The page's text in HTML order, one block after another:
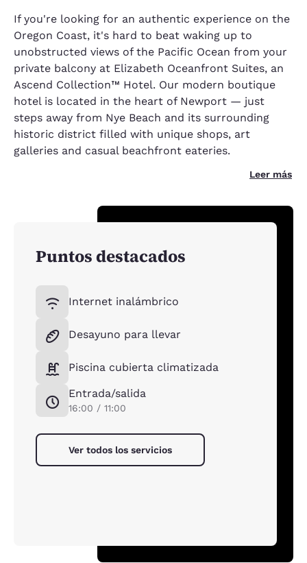
If you're looking for an authentic experience on the
Oregon Coast, it's hard to beat waking up to
unobstructed views of the Pacific Ocean from your
private balcony at Elizabeth Oceanfront Suites, an
Ascend Collection™ Hotel. Our modern boutique
hotel is located in the heart of Newport — just
steps away from Nye Beach and its surrounding
historic district filled with unique shops, art
galleries and casual beachfront eateries.
Leer más
Puntos destacados
Internet inalámbrico
Desayuno para llevar
Piscina cubierta climatizada
Entrada/salida
16:00 / 11:00
Ver todos los servicios